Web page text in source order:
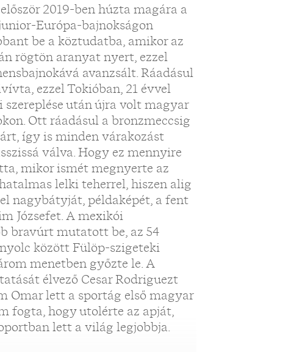
2019-ben húzta magára a
Európa-bajnokságon
be a köztudatba, amikor az
rögtön aranyat nyert, ezzel
avanzsált. Ráadásul
ezzel Tokióban, 21 évvel
után újra volt magyar
Ott ráadásul a bronzmeccsig
így is minden várakozást
válva. Hogy ez mennyire
mikor ismét megnyerte az
lelki teherrel, hiszen alig
nagybátyját, példaképét, a fent
Józsefet. A mexikói
bravúrt mutatott be, az 54
között Fülöp-szigeteki
menetben győzte le. A
élvező Cesar Rodriguezt
Omar lett a sportág első magyar
fogta, hogy utolérte az apját,
lett a világ legjobbja.